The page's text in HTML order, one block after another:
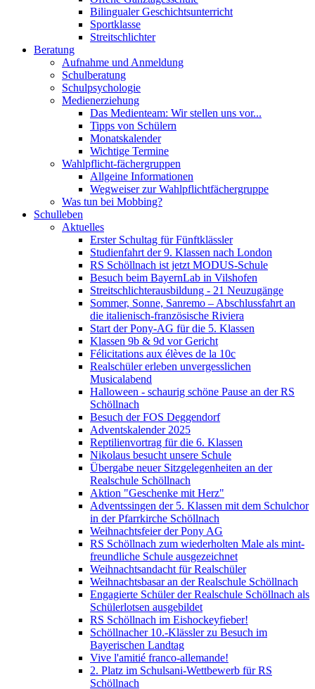
Bilingualer Geschichtsunterricht
Sportklasse
Streitschlichter
Beratung
Aufnahme und Anmeldung
Schulberatung
Schulpsychologie
Medienerziehung
Das Medienteam: Wir stellen uns vor...
Tipps von Schülern
Monatskalender
Wichtige Termine
Wahlpflicht-fächergruppen
Allgeine Informationen
Wegweiser zur Wahlpflichtfächergruppe
Was tun bei Mobbing?
Schulleben
Aktuelles
Erster Schultag für Fünftklässler
Studienfahrt der 9. Klassen nach London
RS Schöllnach ist jetzt MODUS-Schule
Besuch beim BayernLab in Vilshofen
Streitschlichterausbildung - 21 Neuzugänge
Sommer, Sonne, Sanremo – Abschlussfahrt an
die italienisch-französische Riviera
Start der Pony-AG für die 5. Klassen
Klassen 9b & 9d vor Gericht
Félicitations aux élèves de la 10c
Realschüler erleben unvergesslichen
Musicalabend
Halloween - schaurig schöne Pause an der RS
Schöllnach
Besuch der FOS Deggendorf
Adventskalender 2025
Reptilienvortrag für die 6. Klassen
Nikolaus besucht unsere Schule
Übergabe neuer Sitzgelegenheiten an der
Realschule Schöllnach
Aktion "Geschenke mit Herz"
Adventssingen der 5. Klassen mit dem Schulchor
in der Pfarrkirche Schöllnach
Weihnachtsfeier der Pony AG
RS Schöllnach zum wiederholten Male als mint-
freundliche Schule ausgezeichnet
Weihnachtsandacht für Realschüler
Weihnachtsbasar an der Realschule Schöllnach
Engagierte Schüler der Realschule Schöllnach als
Schülerlotsen ausgebildet
RS Schöllnach im Eishockeyfieber!
Schöllnacher 10.-Klässler zu Besuch im
Bayerischen Landtag
Vive l'amitié franco-allemande!
2. Platz im Schulsani-Wettbewerb für RS
Schöllnach